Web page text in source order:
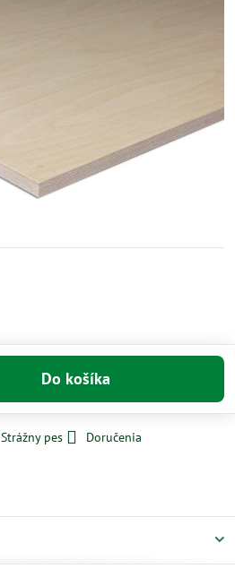
Do košíka
Strážny pes
Doručenia